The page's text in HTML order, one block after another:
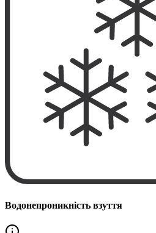
Водонепроникність взуття